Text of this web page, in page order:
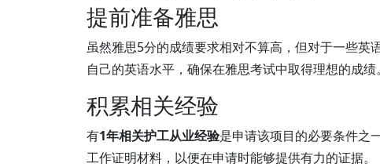
提前准备雅思
虽然雅思5分的成绩要求相对不算高，但对于一些
自己的英语水平，确保在雅思考试中取得理想的成绩。
积累相关经验
有1年相关护工从业经验是申请该项目的必要条件之
工作证明材料，以便在申请时能够提供有力的证据。